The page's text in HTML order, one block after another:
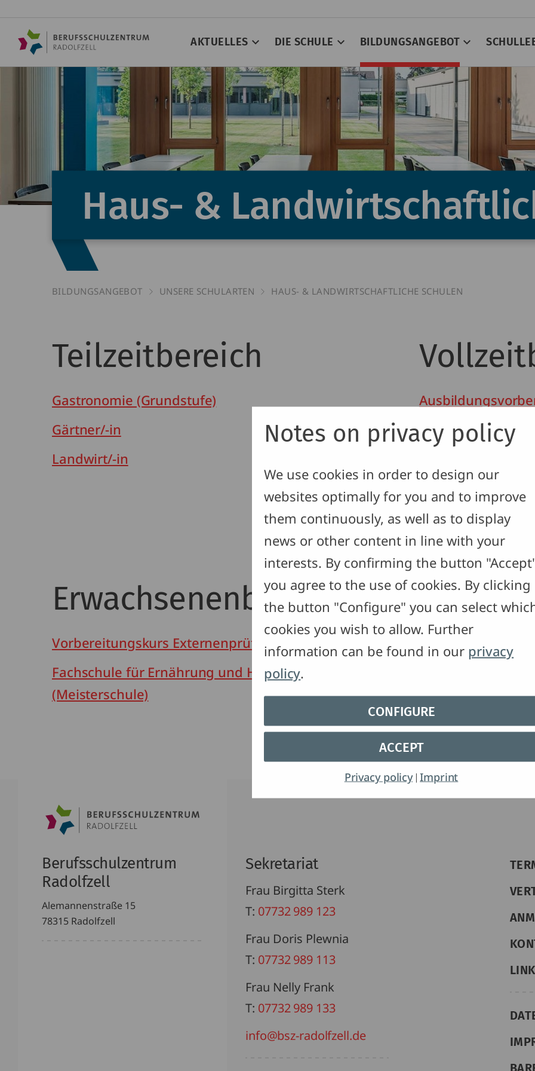
Notes on privacy policy
We use cookies in order to design our
websites optimally for you and to improve
them continuously, as well as to display
news or other content in line with your
interests. By confirming the button
you agree to the use of cookies. By clicking
the button "Configure" you can select
cookies you wish to allow. Further
information can be found in our privacy
policy.
CONFIGURE
ACCEPT
Privacy policy|Imprint
AKTUELLES DIE SCHULE BILDUNGSANGEBOT
Haus- &
BILDUNGSANGEBOT UNSERE SCHULARTEN HAUS- & LANDWIRT­SCHAFTLICHE SCHULEN
Haus-
&
Landwirtschaftliche
Teilzeitbereich
Gastronomie (Grundstufe)
Gärtner/-in
Landwirt/-in
Berufsschule für
Erwachsenenbildung
Vorbereitungskurs Externenprüfung Hauswirtschaft
Fachschule für Ernährung und Hauswirtschaft
(Meisterschule)
Berufsschulzentrum
Radolfzell
Alemannenstraße 15
78315 Radolfzell
Sekretariat
Frau Birgitta Sterk
T: 07732 989 123
Frau Doris Plewnia
T: 07732 989 113
Frau Nelly Frank
T: 07732 989 133
info@bsz-radolfzell.de